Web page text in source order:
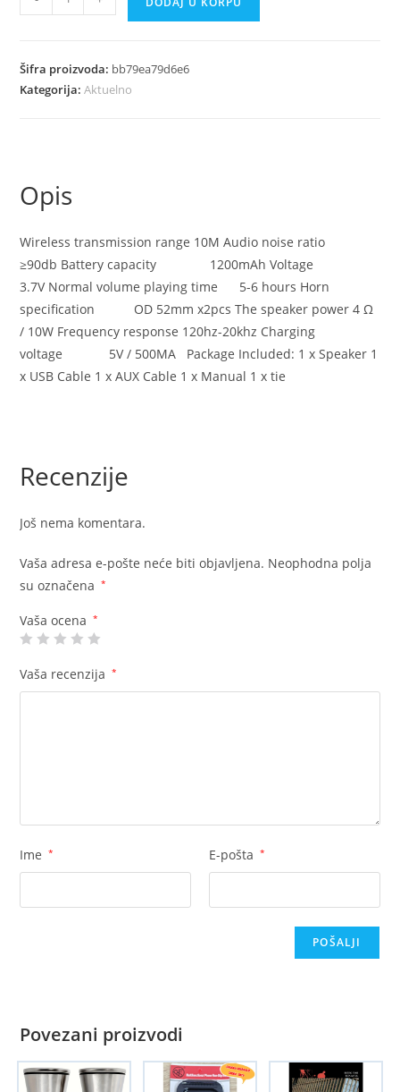
Blutut
USB
punjenje
Šifra proizvoda: bb79ea79d6e6
Kategorija:Aktuelno
Opis
Wireless transmission range 10M Audio noise ratio
≥90db Battery capacity 1200mAh Voltage
3.7V Normal volume playing time 5-6 hours Horn
specification OD 52mm x2pcs The speaker power 4 Ω
/ 10W Frequency response 120hz-20khz Charging
voltage 5V / 500MA Package Included: 1 x Speaker 1
x USB Cable 1 x AUX Cable 1 x Manual 1 x tie
Recenzije
Još nema komentara.
Vaša adresa e-pošte neće biti objavljena. Neophodna polja
su označena
*
Vaša ocena *
Vaša recenzija *
Ime * E-pošta *
Povezani proizvodi